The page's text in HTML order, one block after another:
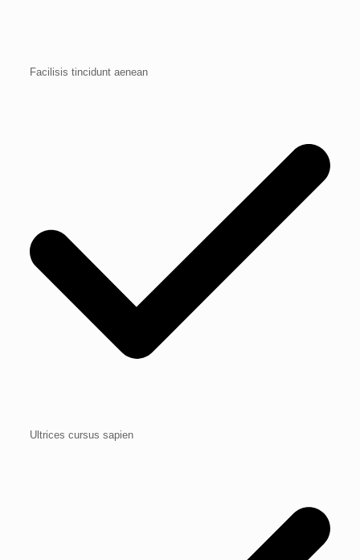
Facilisis tincidunt aenean
Ultrices cursus sapien